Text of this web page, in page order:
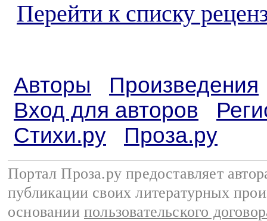
Перейти к списку
Авторы
Произведения
Вход для авторов
Стихи.ру
Проза.ру
Портал Проза.ру предоставляет
публикации своих литературных
основании пользовательского